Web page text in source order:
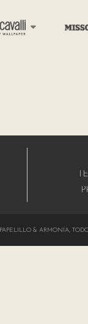
PAPELILLO & ARMONÍA,